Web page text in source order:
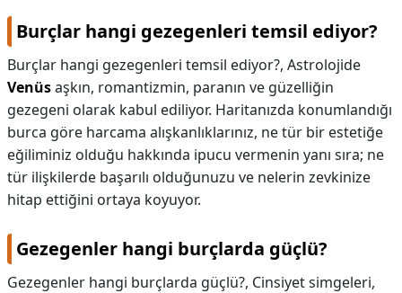
Burçlar hangi gezegenleri temsil ediyor?
Burçlar hangi gezegenleri temsil ediyor?, Astrolojide
Venüsaşkın, romantizmin, paranın ve güzelliğin
gezegeni olarak kabul ediliyor. Haritanızda konumlandığı
burca göre harcama alışkanlıklarınız, ne tür bir estetiğe
eğiliminiz olduğu hakkında ipucu vermenin yanı sıra; ne
tür ilişkilerde başarılı olduğunuzu ve nelerin zevkinize
hitap ettiğini ortaya koyuyor.
Gezegenler hangi burçlarda güçlü?
Gezegenler hangi burçlarda güçlü?, Cinsiyet simgeleri,